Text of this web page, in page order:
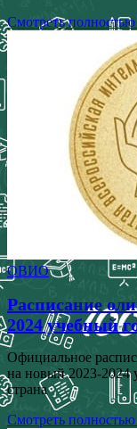
Смотреть полностью
ОВИО
Расписание
2024 учебный
Официальное
на новый 2023-2024
страна
Смотреть полностью